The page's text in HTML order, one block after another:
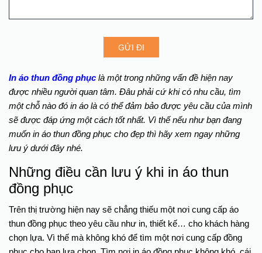
GỬI ĐI
In áo thun đồng phục là một trong những vấn đề hiện nay
được nhiều người quan tâm. Đâu phải cứ khi có nhu cầu, tìm
một chỗ nào đó in áo là có thể đảm bảo được yêu cầu của mình
sẽ được đáp ứng một cách tốt nhất. Vì thế nếu như bạn đang
muốn in áo thun đồng phục cho đẹp thì hãy xem ngay những
lưu ý dưới đây nhé.
Những điều cần lưu ý khi in áo thun
đồng phục
Trên thị trường hiện nay sẽ chẳng thiếu một nơi cung cấp áo
thun đồng phục theo yêu cầu như in, thiết kế… cho khách hàng
chọn lựa. Vì thế mà không khó để tìm một nơi cung cấp đồng